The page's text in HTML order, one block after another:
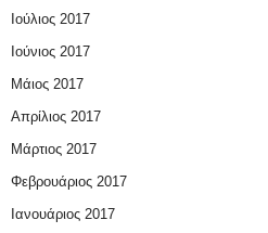
Ιούλιος 2017
Ιούνιος 2017
Μάιος 2017
Απρίλιος 2017
Μάρτιος 2017
Φεβρουάριος 2017
Ιανουάριος 2017